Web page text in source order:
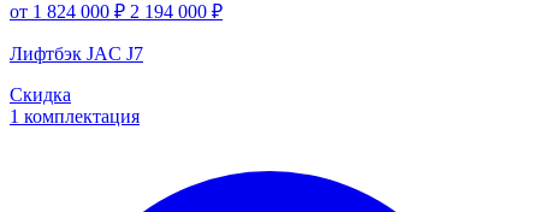
от 1 824 000 ₽ 2 194 000 ₽
Лифтбэк JAC J7
Скидка
1 комплектация